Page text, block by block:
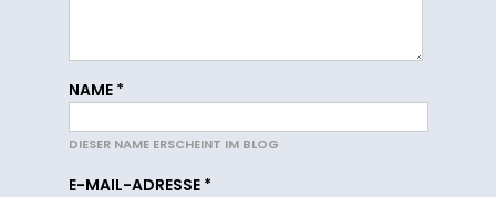
NAME *
DIESER NAME ERSCHEINT IM BLOG
E-MAIL-ADRESSE *